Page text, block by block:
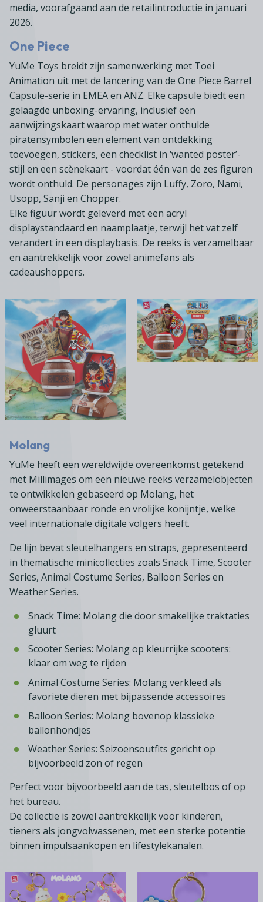
media, voorafgaand aan de retailintroductie in januari
2026.
One Piece
YuMe Toys breidt zijn samenwerking met Toei
Animation uit met de lancering van de One Piece Barrel
Capsule-serie in EMEA en ANZ. Elke capsule biedt een
gelaagde unboxing-ervaring, inclusief een
aanwijzingskaart waarop met water onthulde
piratensymbolen een element van ontdekking
toevoegen, stickers, een checklist in ‘wanted poster’-
stijl en een scènekaart - voordat één van de zes figuren
wordt onthuld. De personages zijn Luffy, Zoro, Nami,
Usopp, Sanji en Chopper.
Elke figuur wordt geleverd met een acryl
displaystandaard en naamplaatje, terwijl het vat zelf
verandert in een displaybasis. De reeks is verzamelbaar
en aantrekkelijk voor zowel animefans als
cadeaushoppers.
Molang
YuMe heeft een wereldwijde overeenkomst getekend
met Millimages om een nieuwe reeks verzamelobjecten
te ontwikkelen gebaseerd op Molang, het
onweerstaanbaar ronde en vrolijke konijntje, welke
veel internationale digitale volgers heeft.
De lijn bevat sleutelhangers en straps, gepresenteerd
in thematische minicollecties zoals Snack Time, Scooter
Series, Animal Costume Series, Balloon Series en
Weather Series.
Snack Time: Molang die door smakelijke traktaties
gluurt
Scooter Series: Molang op kleurrijke scooters:
klaar om weg te rijden
Animal Costume Series: Molang verkleed als
favoriete dieren met bijpassende accessoires
Balloon Series: Molang bovenop klassieke
ballonhondjes
Weather Series: Seizoensoutfits gericht op
bijvoorbeeld zon of regen
Perfect voor bijvoorbeeld aan de tas, sleutelbos of op
het bureau.
De collectie is zowel aantrekkelijk voor kinderen,
tieners als jongvolwassenen, met een sterke potentie
binnen impulsaankopen en lifestylekanalen.